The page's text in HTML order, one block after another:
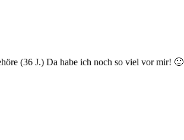
(36 J.) Da habe ich noch so viel vor mir! 🙂